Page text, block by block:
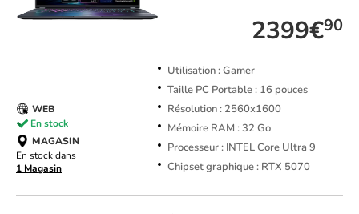
2399€90
Utilisation : Gamer
Taille PC Portable : 16 pouces
Résolution : 2560x1600
Mémoire RAM : 32 Go
Processeur : INTEL Core Ultra 9
Chipset graphique : RTX 5070
WEB
En stock
MAGASIN
En stock dans
1 Magasin